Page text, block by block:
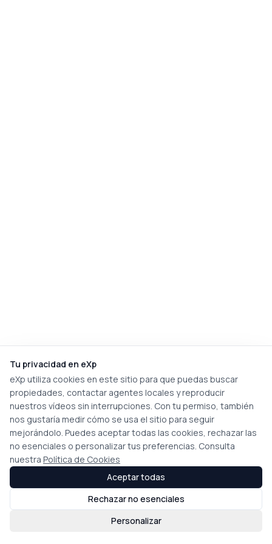
Tu privacidad en eXp
eXp utiliza cookies en este sitio para que puedas buscar
propiedades, contactar agentes locales y reproducir
nuestros vídeos sin interrupciones. Con tu permiso, también
nos gustaría medir cómo se usa el sitio para seguir
mejorándolo. Puedes aceptar todas las cookies, rechazar las
no esenciales o personalizar tus preferencias. Consulta
nuestra Política de Cookies
Personalizar
Rechazar no esenciales
Aceptar todas